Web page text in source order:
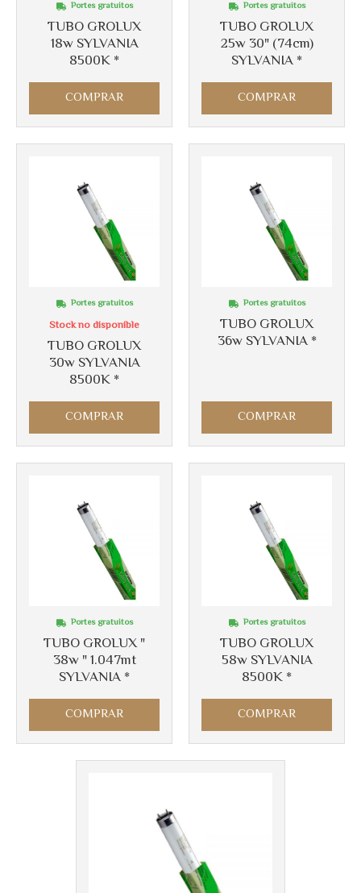
TUBO GROLUX
18w SYLVANIA
8500K *
Portes gratuitos
COMPRAR
TUBO GROLUX
25w 30" (74cm)
SYLVANIA *
Portes gratuitos
COMPRAR
TUBO GROLUX
30w SYLVANIA
8500K *
Portes gratuitos
Stock no disponible
COMPRAR
TUBO GROLUX
36w SYLVANIA *
Portes gratuitos
COMPRAR
TUBO GROLUX "
38w " 1.047mt
SYLVANIA *
Portes gratuitos
COMPRAR
TUBO GROLUX
58w SYLVANIA
8500K *
Portes gratuitos
COMPRAR